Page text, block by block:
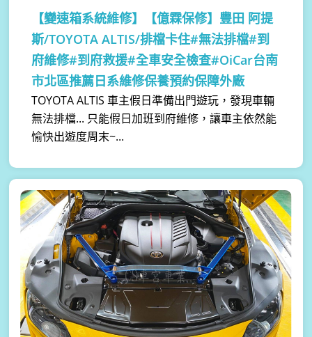
【變速箱系統維修】
【億霖保修】豐田 阿提
斯/TOYOTA ALTIS/排檔卡住#無法排檔#到
府維修#到府救援#全車安全檢查#OiCar台南
市北區推薦日系維修保養預約保障外廠
TOYOTA ALTIS 車主假日準備出門遊玩，發現車輛
無法排檔... 只能假日加班到府維修，讓車主依然能
愉快出遊度周末~...